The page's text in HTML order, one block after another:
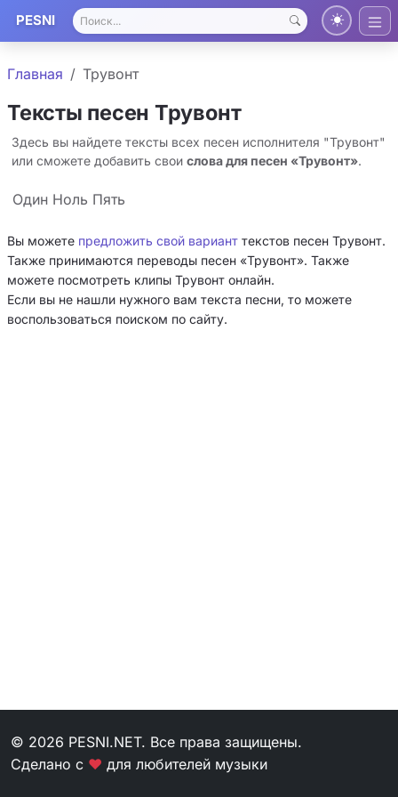
PESNI
Главная Трувонт
Тексты песен Трувонт
Здесь вы найдете тексты всех песен исполнителя "Трувонт"
или сможете добавить свои слова для песен «Трувонт».
Один Ноль Пять
Вы можете предложить свой вариант текстов песен Трувонт.
Также принимаются переводы песен «Трувонт». Также
можете посмотреть клипы Трувонт онлайн.
Если вы не нашли нужного вам текста песни, то можете
воспользоваться поиском по сайту.
© 2026 PESNI.NET. Все права защищены.
Сделано с ❤ для любителей музыки